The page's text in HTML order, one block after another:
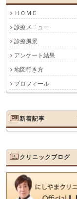
ＨＯＭＥ
診療メニュー
診療風景
アンケート結果
地図行き方
プロフィール
新着記事
クリニックブログ